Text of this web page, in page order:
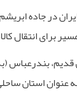
در جاده
برای انتقال
قدیم،